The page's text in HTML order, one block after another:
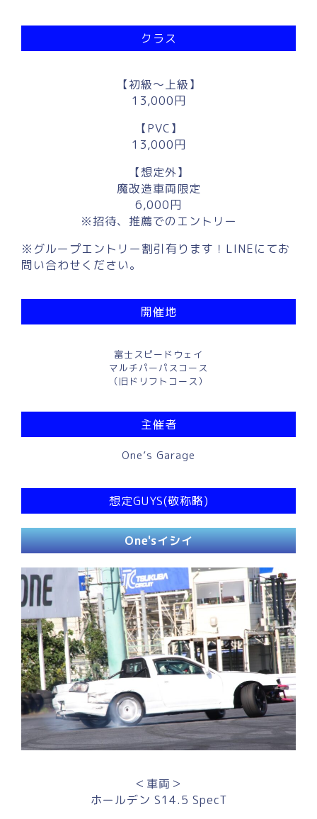
クラス
【初級～上級】
13,000円
【PVC】
13,000円
【想定外】
魔改造車両限定
6,000円
※招待、推薦でのエントリー
※グループエントリー割引有ります！LINEにてお
問い合わせください。
開催地
富士スピードウェイ
マルチパーパスコース
（旧ドリフトコース）
主催者
One’s Garage
想定GUYS(敬称略)
One'sイシイ
＜車両＞
ホールデン S14.5 SpecT